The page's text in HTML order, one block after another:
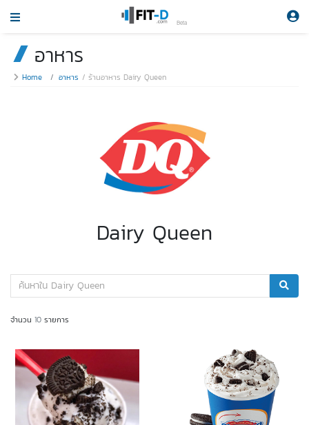
Beta
อาหาร
Home อาหาร ร้านอาหาร Dairy Queen
Dairy Queen
จำนวน 10 รายการ